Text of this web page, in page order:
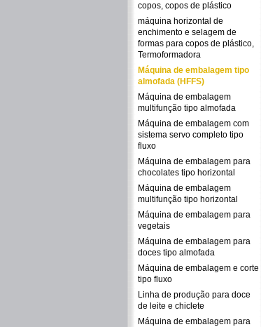
copos, copos de plástico
máquina horizontal de
enchimento e selagem de
formas para copos de plástico,
Termoformadora
Máquina de embalagem tipo
almofada (HFFS)
Máquina de embalagem
multifunção tipo almofada
Máquina de embalagem com
sistema servo completo tipo
fluxo
Máquina de embalagem para
chocolates tipo horizontal
Máquina de embalagem
multifunção tipo horizontal
Máquina de embalagem para
vegetais
Máquina de embalagem para
doces tipo almofada
Máquina de embalagem e corte
tipo fluxo
Linha de produção para doce
de leite e chiclete
Máquina de embalagem para